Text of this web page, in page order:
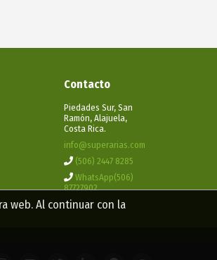
Contacto
Piedades Sur, San
Ramón, Alajuela,
Costa Rica.
info@superarias.com
(506) 2447 8285
WhatsApp(506)
87727902
web. Al continuar con la